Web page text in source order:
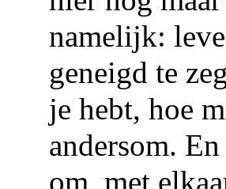
namelijk:
geneigd te
je hebt, hoe
andersom.
om, met